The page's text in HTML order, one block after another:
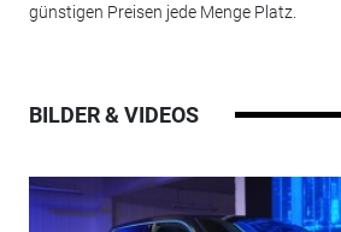
günstigen Preisen jede Menge Platz.
BILDER & VIDEOS